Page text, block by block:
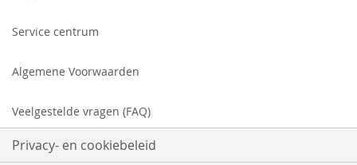
Service centrum
Algemene Voorwaarden
Veelgestelde vragen (FAQ)
Privacy- en cookiebeleid